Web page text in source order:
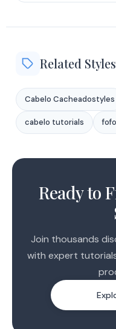
Related Styles
Cabelo Cacheadostyles
cabelo tutorials
Ready to
Join thousands
with expert